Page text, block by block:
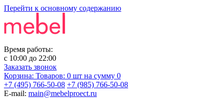
Перейти к основному содержанию
Время работы:
с 10:00 до 22:00
Заказать звонок
Корзина: Товаров: 0 шт на сумму 0
+7 (495) 766-50-08 +7 (985) 766-50-08
E-mail: main@mebelproect.ru